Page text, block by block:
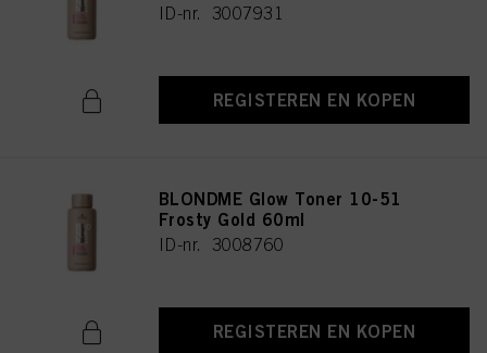
ID-nr. 3007931
REGISTEREN EN KOPEN
BLONDME Glow Toner 10-51
Frosty Gold 60ml
ID-nr. 3008760
REGISTEREN EN KOPEN